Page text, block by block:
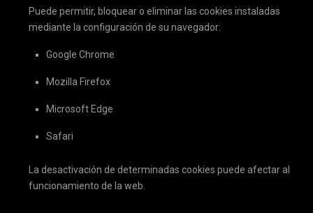
Puede permitir, bloquear o eliminar las cookies instaladas
mediante la configuración de su navegador:
Google Chrome
Mozilla Firefox
Microsoft Edge
Safari
La desactivación de determinadas cookies puede afectar al
funcionamiento de la web.